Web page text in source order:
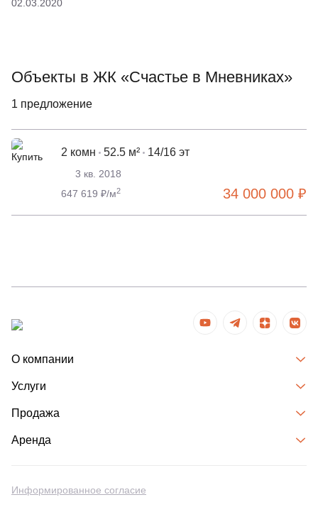
02.03.2020
Объекты в ЖК «Счастье в Мневниках»
1 предложение
2 комн 52.5 м² 14/16 эт
3 кв. 2018
34 000 000 ₽
647 619 ₽/м2
О компании
Услуги
Продажа
Аренда
Информированное согласие